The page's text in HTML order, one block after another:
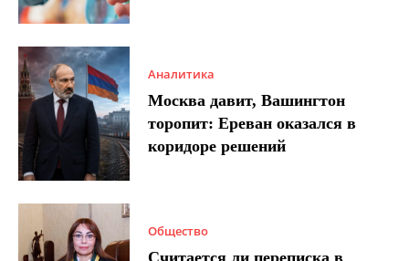
Аналитика
Москва давит, Вашингтон
торопит: Ереван оказался в
коридоре решений
Общество